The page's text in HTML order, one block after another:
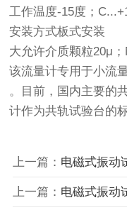
工作温度-15度；
安装方式板式安装
大允许介质颗粒20μ；
该流量计专用于小流
。目前，国内主要的
计作为共轨试验台的标
上一篇： 电磁式振动
上一篇： 电磁式振动